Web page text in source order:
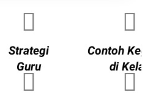
Strategi
Guru
Contoh
di Kelas